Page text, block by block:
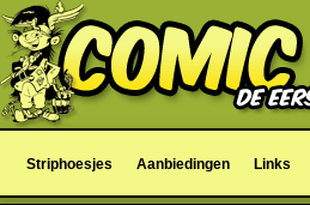
Striphoesjes Aanbiedingen Links